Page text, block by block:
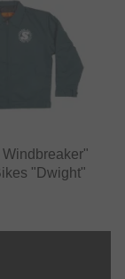
"Dwight"